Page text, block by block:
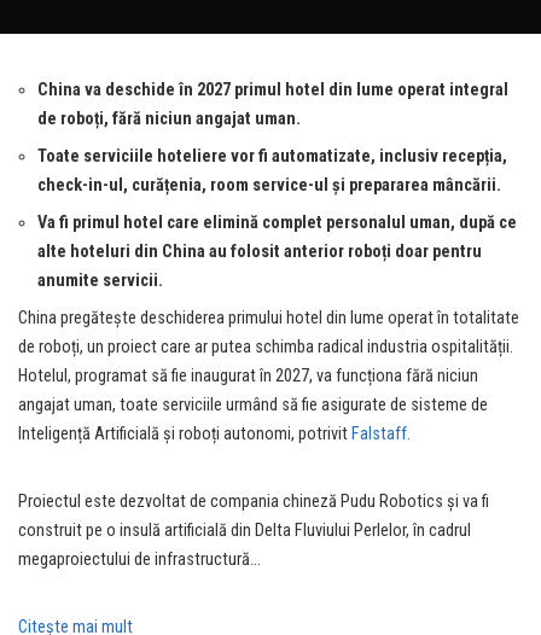
China va deschide în 2027 primul hotel din lume operat integral
de roboți, fără niciun angajat uman.
Toate serviciile hoteliere vor fi automatizate, inclusiv recepția,
check-in-ul, curățenia, room service-ul și prepararea mâncării.
Va fi primul hotel care elimină complet personalul uman, după ce
alte hoteluri din China au folosit anterior roboți doar pentru
anumite servicii.
China pregătește deschiderea primului hotel din lume operat în totalitate
de roboți, un proiect care ar putea schimba radical industria ospitalității.
Hotelul, programat să fie inaugurat în 2027, va funcționa fără niciun
angajat uman, toate serviciile urmând să fie asigurate de sisteme de
Inteligență Artificială și roboți autonomi, potrivit Falstaff.
Proiectul este dezvoltat de compania chineză Pudu Robotics și va fi
construit pe o insulă artificială din Delta Fluviului Perlelor, în cadrul
megaproiectului de infrastructură…
Citeşte mai mult